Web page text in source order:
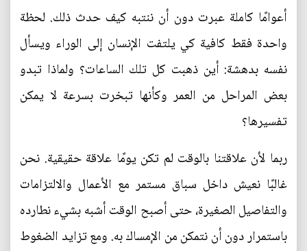
أعوامًا كاملة عبرت دون أن ننتبه كيف حدث ذلك. لحظة
واحدة فقط كافية كي يلتفت الإنسان إلى الوراء ويسأل
نفسه بدهشة: أين ذهبت كل تلك الساعات؟ ولماذا تبدو
بعض المراحل من العمر وكأنها تبخرت بسرعة لا يمكن
تفسيرها؟
ربما لأن علاقتنا بالوقت لم تكن يومًا علاقة حقيقية. نحن
غالبًا نعيش داخل سباق مستمر مع الأعمال والالتزامات
والتفاصيل الصغيرة، حتى أصبح الوقت أشبه بشيء نطارده
باستمرار دون أن نتمكن من الإمساك به. ومع تزايد الضغوط